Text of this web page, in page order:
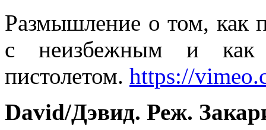
Размышление о том, как
с неизбежным и как
пистолетом. https://
David/Дэвид. Реж.